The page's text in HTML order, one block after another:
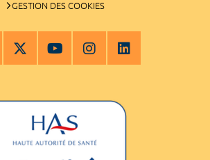
GESTION DES COOKIES